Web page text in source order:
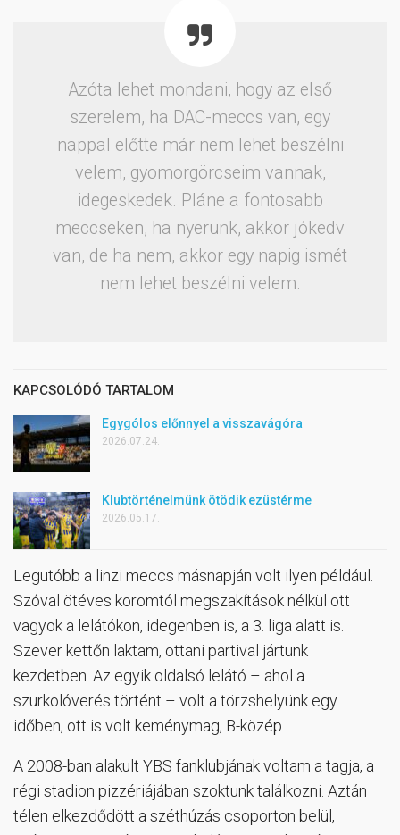
Azóta lehet mondani, hogy az első
szerelem, ha DAC-meccs van, egy
nappal előtte már nem lehet beszélni
velem, gyomorgörcseim vannak,
idegeskedek. Pláne a fontosabb
meccseken, ha nyerünk, akkor jókedv
van, de ha nem, akkor egy napig ismét
nem lehet beszélni velem.
KAPCSOLÓDÓ TARTALOM
Egygólos előnnyel a visszavágóra
2026.07.24.
Klubtörténelmünk ötödik ezüstérme
2026.05.17.
Legutóbb a linzi meccs másnapján volt ilyen például.
Szóval ötéves koromtól megszakítások nélkül ott
vagyok a lelátókon, idegenben is, a 3. liga alatt is.
Szever kettőn laktam, ottani partival jártunk
kezdetben. Az egyik oldalsó lelátó – ahol a
szurkolóverés történt – volt a törzshelyünk egy
időben, ott is volt keménymag, B-közép.
A 2008-ban alakult YBS fanklubjának voltam a tagja, a
régi stadion pizzériájában szoktunk találkozni. Aztán
télen elkezdődött a széthúzás csoporton belül,